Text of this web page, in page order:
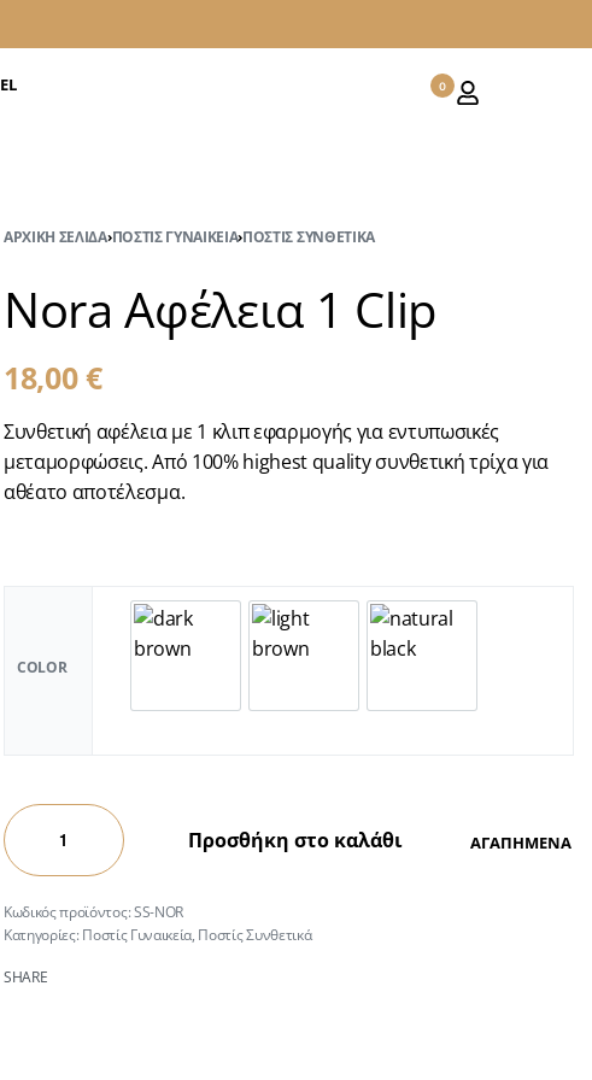
EL 0
ΑΡΧΙΚΉ ΣΕΛΊΔΑ›ΠΟΣΤΊΣ ΓΥΝΑΙΚΕΊΑ›ΠΟΣΤΊΣ ΣΥΝΘΕΤΙΚΆ
Nora Αφέλεια 1 Clip
18,00€
Συνθετική αφέλεια με 1 κλιπ εφαρμογής για εντυπωσικές
μεταμορφώσεις. Από 100% highest quality συνθετική τρίχα για
αθέατο αποτέλεσμα.
COLOR
Προσθήκη στο καλάθι ΑΓΑΠΗΜΕΝΑ
SS-NOR
Κατηγορίες: Ποστίς Γυναικεία, Ποστίς Συνθετικά
SHARE